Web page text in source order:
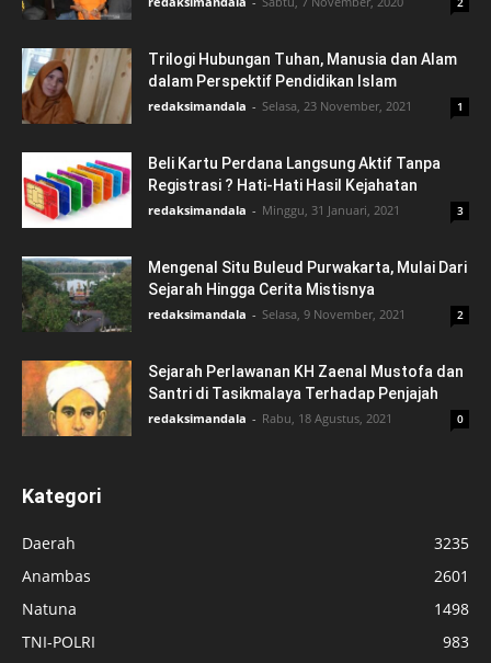
Trilogi Hubungan Tuhan, Manusia dan Alam
dalam Perspektif Pendidikan Islam
redaksimandala - Selasa, 23 November, 2021 1
Beli Kartu Perdana Langsung Aktif Tanpa
Registrasi ? Hati-Hati Hasil Kejahatan
redaksimandala - Minggu, 31 Januari, 2021 3
Mengenal Situ Buleud Purwakarta, Mulai Dari
Sejarah Hingga Cerita Mistisnya
redaksimandala - Selasa, 9 November, 2021 2
Sejarah Perlawanan KH Zaenal Mustofa dan
Santri di Tasikmalaya Terhadap Penjajah
redaksimandala - Rabu, 18 Agustus, 2021 0
Kategori
Daerah
3235
Anambas
2601
Natuna
1498
TNI-POLRI
983